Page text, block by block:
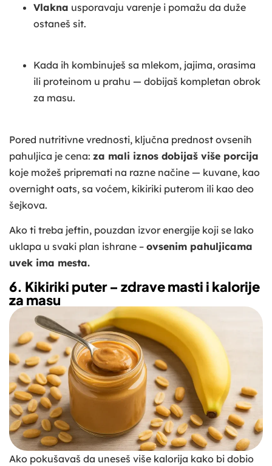
Vlakna usporavaju varenje i pomažu da duže
ostaneš sit.
Kada ih kombinuješ sa mlekom, jajima, orasima
ili proteinom u prahu — dobijaš kompletan obrok
za masu.
Pored nutritivne vrednosti, ključna prednost ovsenih
pahuljica je cena: za mali iznos dobijaš više porcija
koje možeš pripremati na razne načine — kuvane, kao
overnight oats, sa voćem, kikiriki puterom ili kao deo
šejkova.
Ako ti treba jeftin, pouzdan izvor energije koji se lako
uklapa u svaki plan ishrane – ovsenim pahuljicama
uvek ima mesta.
6. Kikiriki puter – zdrave masti i kalorije
za masu
Ako pokušavaš da uneseš više kalorija kako bi dobio